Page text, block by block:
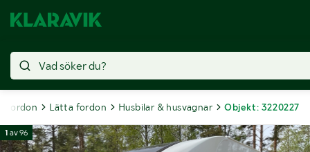
Fordon Lätta fordon Husbilar & husvagnar Objekt: 3220227
1 av96